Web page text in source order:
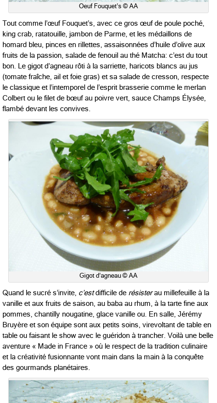
Oeuf Fouquet’s © AA
Tout comme l’œuf Fouquet’s, avec ce gros œuf de poule poché,
king crab, ratatouille, jambon de Parme, et les médaillons de
homard bleu, pinces en rillettes, assaisonnées d’huile d’olive aux
fruits de la passion, salade de fenouil au thé Matcha: c’est du tout
bon. Le gigot d’agneau rôti à la sarriette, haricots blancs au jus
(tomate fraîche, ail et foie gras) et sa salade de cresson, respecte
le classique et l’intemporel de l’esprit brasserie comme le merlan
Colbert ou le filet de bœuf au poivre vert, sauce Champs Élysée,
flambé devant les convives.
Gigot d’agneau © AA
Quand le sucré s’invite, c’estdifficile de résisterau millefeuille à la
vanille et aux fruits de saison, au baba au rhum, à la tarte fine aux
pommes, chantilly nougatine, glace vanille ou. En salle, Jérémy
Bruyère et son équipe sont aux petits soins, virevoltant de table en
table ou faisant le show avec le guéridon à trancher. Voilà une belle
aventure « Made in France » où le respect de la tradition culinaire
et la créativité fusionnante vont main dans la main à la conquête
des gourmands planétaires.